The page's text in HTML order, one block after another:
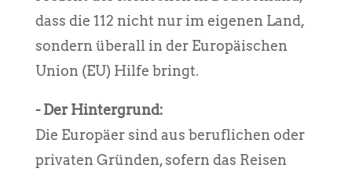
dass die 112 nicht nur im eigenen Land,
sondern überall in der Europäischen
Union (EU) Hilfe bringt.
- Der Hintergrund:
Die Europäer sind aus beruflichen oder
privaten Gründen, sofern das Reisen